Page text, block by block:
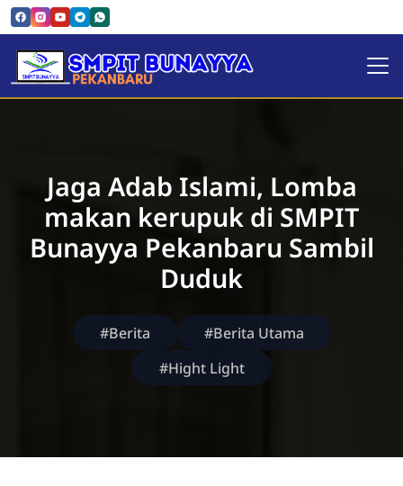
SMPIT Bunayya Pekanbaru
Jaga Adab Islami, Lomba
makan kerupuk di SMPIT
Bunayya Pekanbaru Sambil
Duduk
#Berita
#Berita Utama
#Hight Light